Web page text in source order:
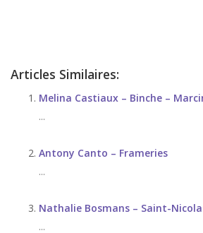
Articles Similaires:
Melina Castiaux – Binche –
...
Antony Canto – Frameries
...
Nathalie Bosmans – Saint-
...